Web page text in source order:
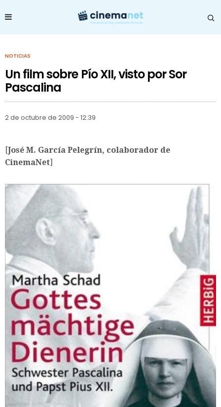
NOTICIAS
Un film sobre Pío XII, visto por Sor
Pascalina
2 de octubre de 2009 - 12:39
[José M. García Pelegrín, colaborador de
CinemaNet]